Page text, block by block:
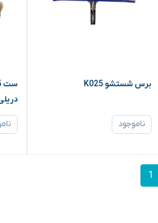
برس شستشو K025
ناموجود
1